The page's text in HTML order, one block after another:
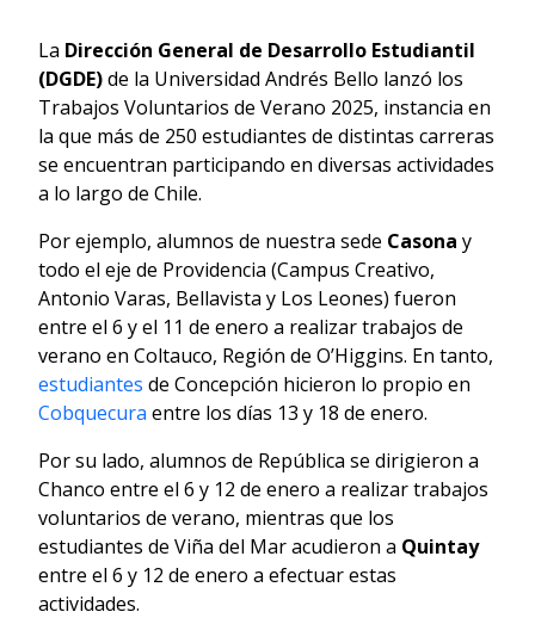
La Dirección General de Desarrollo Estudiantil
(DGDE)de la Universidad Andrés Bello lanzó los
Trabajos Voluntarios de Verano 2025, instancia en
la que más de 250 estudiantes de distintas carreras
se encuentran participando en diversas actividades
a lo largo de Chile.
Por ejemplo, alumnos de nuestra sede Casona y
todo el eje de Providencia (Campus Creativo,
Antonio Varas, Bellavista y Los Leones) fueron
entre el 6 y el 11 de enero a realizar trabajos de
verano en Coltauco, Región de O’Higgins. En tanto,
estudiantes de Concepción hicieron lo propio en
Cobquecura entre los días 13 y 18 de enero.
Por su lado, alumnos de República se dirigieron a
Chanco entre el 6 y 12 de enero a realizar trabajos
voluntarios de verano, mientras que los
estudiantes de Viña del Mar acudieron a Quintay
entre el 6 y 12 de enero a efectuar estas
actividades.